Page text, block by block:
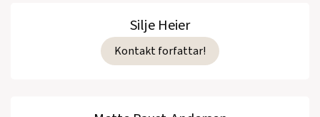
Silje Heier
Kontakt forfattar!